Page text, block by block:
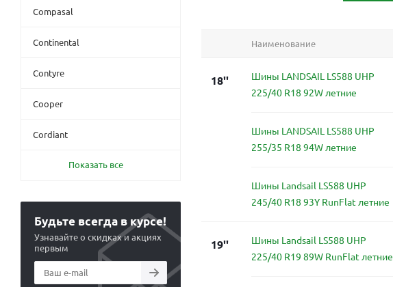
Наименование
18''
Шины LANDSAIL LS588 UHP
225/40 R18 92W летние
Шины LANDSAIL LS588 UHP
255/35 R18 94W летние
Шины Landsail LS588 UHP
245/40 R18 93Y RunFlat летние
19''
Шины Landsail LS588 UHP
225/40 R19 89W RunFlat летние
Compasal
Continental
Contyre
Cooper
Cordiant
Показать все
Будьте всегда в курсе!
Узнавайте о скидках и акциях
первым